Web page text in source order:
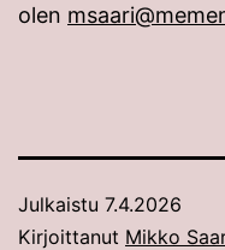
olen
Julkaistu 7.4.2026
Kirjoittanut Mikko